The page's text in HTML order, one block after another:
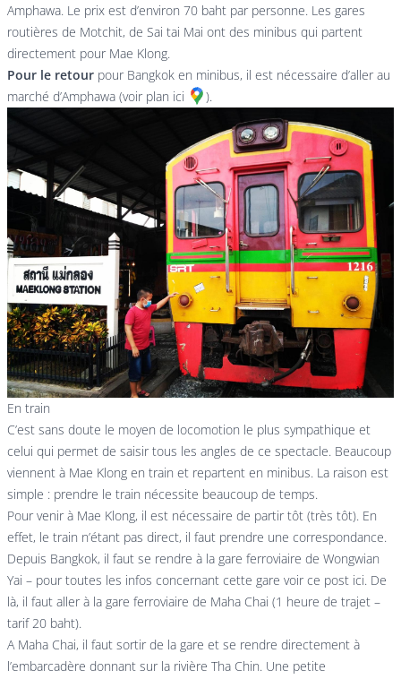
Amphawa. Le prix est d’environ 70 baht par personne. Les gares
routières de Motchit, de Sai tai Mai ont des minibus qui partent
directement pour Mae Klong.
Pour le retour pour Bangkok en minibus, il est nécessaire d’aller au
marché d’Amphawa (voir plan ici ).
En train
C’est sans doute le moyen de locomotion le plus sympathique et
celui qui permet de saisir tous les angles de ce spectacle. Beaucoup
viennent à Mae Klong en train et repartent en minibus. La raison est
simple : prendre le train nécessite beaucoup de temps.
Pour venir à Mae Klong, il est nécessaire de partir tôt (très tôt). En
effet, le train n’étant pas direct, il faut prendre une correspondance.
Depuis Bangkok, il faut se rendre à la gare ferroviaire de Wongwian
Yai – pour toutes les infos concernant cette gare voir ce post ici. De
là, il faut aller à la gare ferroviaire de Maha Chai (1 heure de trajet –
tarif 20 baht).
A Maha Chai, il faut sortir de la gare et se rendre directement à
l’embarcadère donnant sur la rivière Tha Chin. Une petite